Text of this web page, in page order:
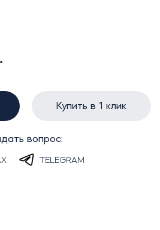
Купить в 1 клик
вопрос:
TELEGRAM